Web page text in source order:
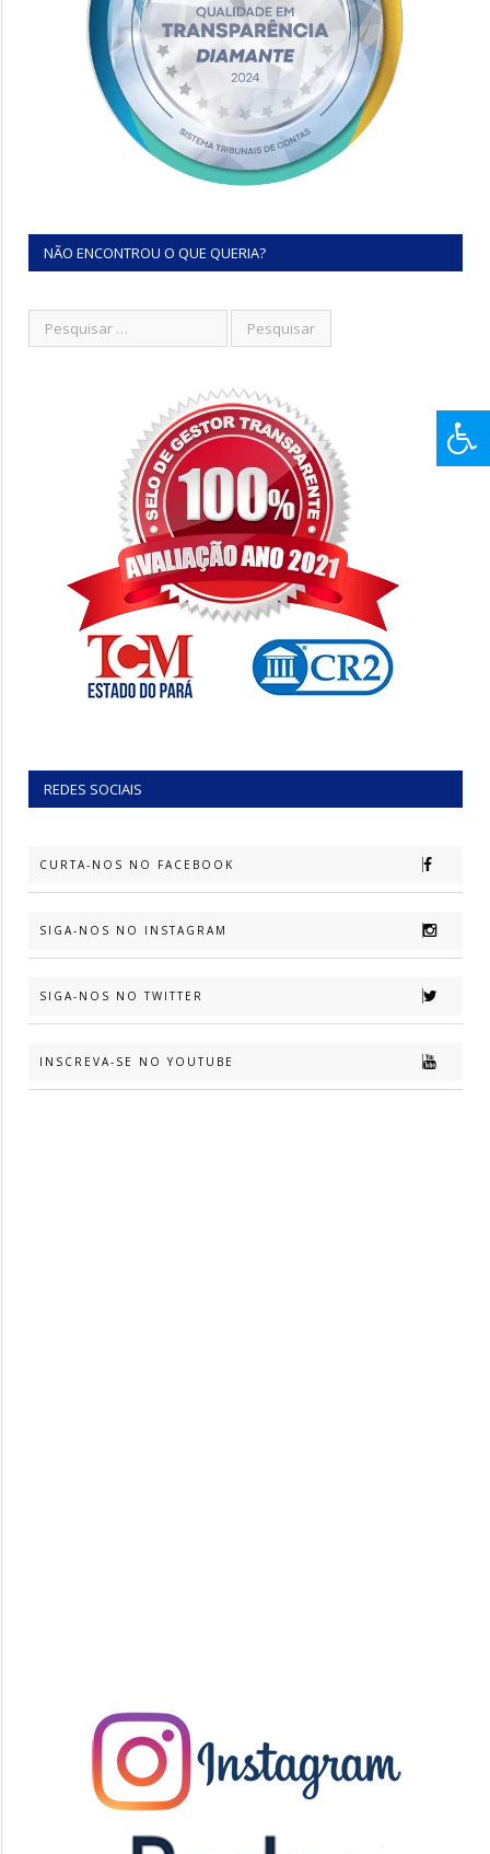
NÃO ENCONTROU O QUE QUERIA?
REDES SOCIAIS
CURTA-NOS NO FACEBOOK
SIGA-NOS NO INSTAGRAM
SIGA-NOS NO TWITTER
INSCREVA-SE NO YOUTUBE